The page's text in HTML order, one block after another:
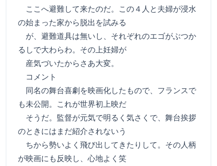
ここへ避難して来たのだ。この４人と夫婦が浸水
の始まった家から脱出を試みる
が、避難道具は無いし、それぞれのエゴがぶつか
るしで大わらわ。その上妊婦が
産気づいたからさあ大変。
コメント
同名の舞台喜劇を映画化したもので、フランスで
も未公開。これが世界初上映だ
そうだ。監督が元気で明るく気さくで、舞台挨拶
のときにはまだ紹介されないう
ちから勢いよく飛び出してきたりして。その人柄
が映画にも反映し、心地よく笑